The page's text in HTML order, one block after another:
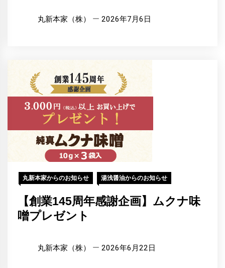
丸新本家（株） 2026年7月6日
丸新本家からのお知らせ 湯浅醤油からのお知らせ
【創業145周年感謝企画】ムクナ味
噌プレゼント
丸新本家（株） 2026年6月22日